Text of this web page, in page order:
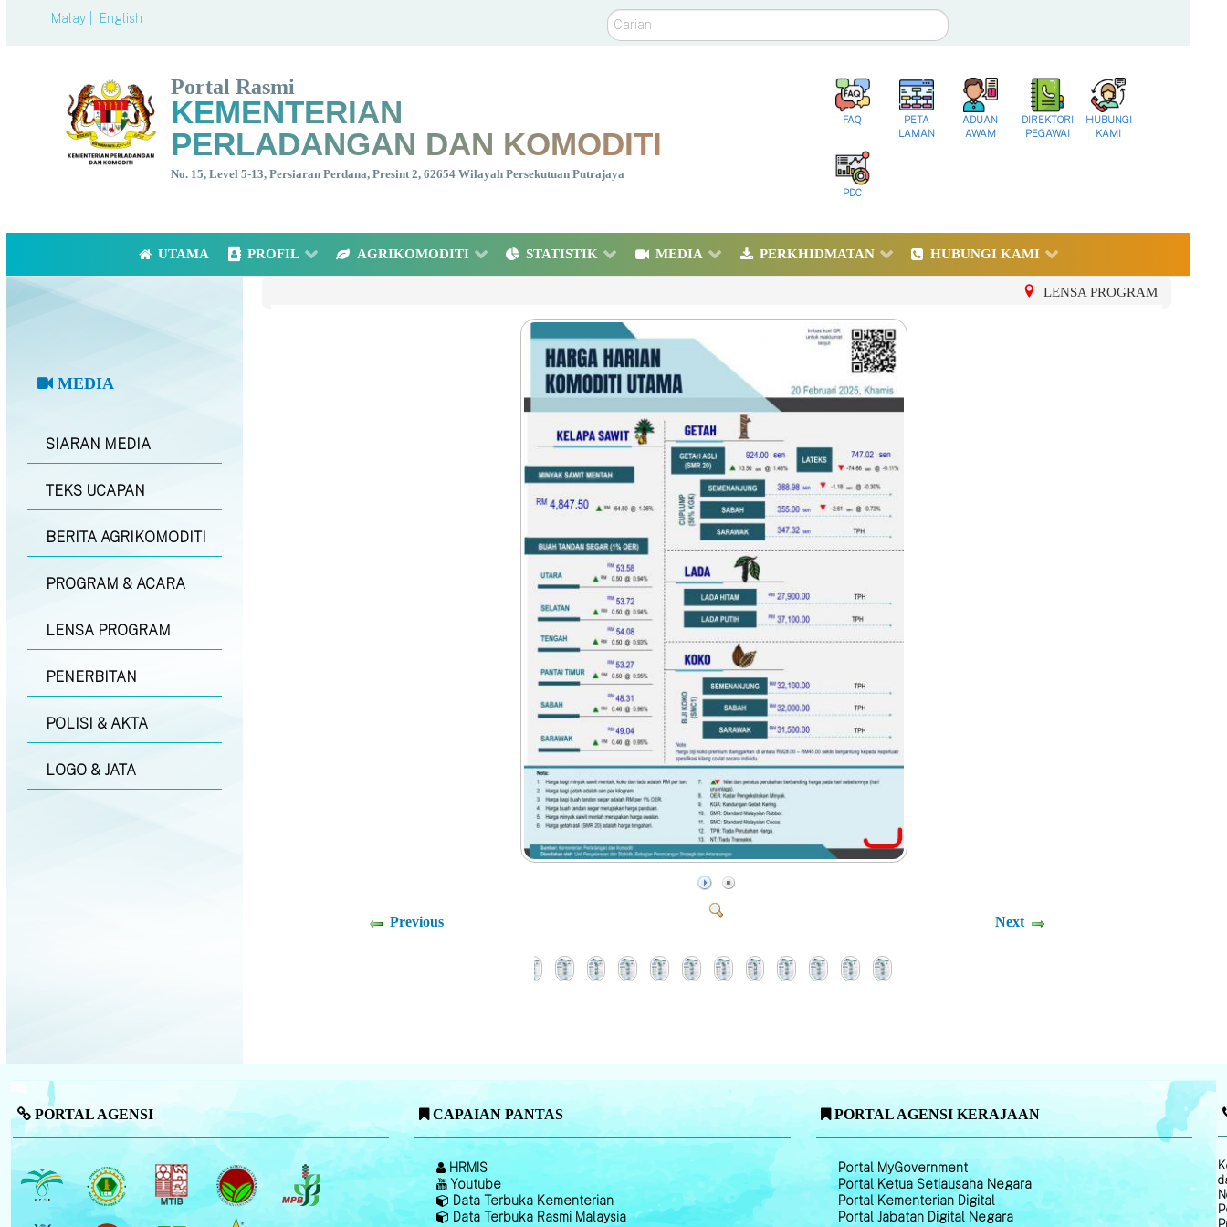
Malay | English Carian
Portal Rasmi
KEMENTERIAN
PERLADANGAN DAN KOMODITI
No. 15, Level 5-13, Persiaran Perdana, Presint 2, 62654 Wilayah Persekutuan Putrajaya
FAQ
PETA
LAMAN
ADUAN
AWAM
DIREKTORI
PEGAWAI
HUBUNGI
KAMI
PDC
UTAMA PROFIL AGRIKOMODITI STATISTIK MEDIA PERKHIDMATAN HUBUNGI KAMI
MEDIA
SIARAN MEDIA
TEKS UCAPAN
BERITA AGRIKOMODITI
PROGRAM & ACARA
LENSA PROGRAM
PENERBITAN
POLISI & AKTA
LOGO & JATA
LENSA PROGRAM
Previous Next
PORTAL AGENSI CAPAIAN PANTAS
HRMIS
Youtube
Data Terbuka Kementerian
Data Terbuka Rasmi Malaysia
PORTAL AGENSI KERAJAAN
Portal MyGovernment
Portal Ketua Setiausaha Negara
Portal Kementerian Digital
Portal Jabatan Digital Negara